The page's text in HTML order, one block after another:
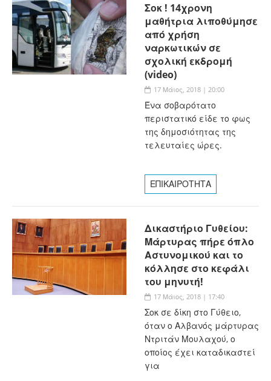
Σοκ ! 14χρονη
μαθήτρια λιποθύμησε
από χρήση
ναρκωτικών σε
σχολική εκδρομή
(video)
17 Μάιος, 2018 | 20:00
Ένα σοβαρότατο
περιστατικό είδε το φως
της δημοσιότητας της
τελευταίες ώρες.
ΕΠΙΚΑΙΡΟΤΗΤΑ
Δικαστήριο Γυθείου:
Μάρτυρας πήρε όπλο
Αστυνομικού και το
κόλλησε στο κεφάλι
του μηνυτή!
17 Μάιος, 2018 | 17:40
Σοκ σε δίκη στο Γύθειο,
όταν ο Αλβανός μάρτυρας
Ντριτάν Μουλαχού, ο
οποίος έχει καταδικαστεί
για